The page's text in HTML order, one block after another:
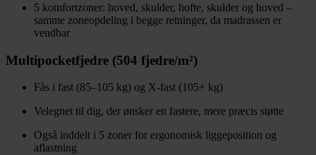
5 komfortzoner: hoved, skulder, hofte, skulder og hoved –
samme zoneopdeling i begge retninger, da madrassen er
vendbar
Multipocketfjedre (504 fjedre/m²)
Fås i fast (85–105 kg) og X-fast (105+ kg)
Velegnet til dig, der ønsker en fastere, mere præcis støtte
Også inddelt i 5 zoner for ergonomisk liggeposition og
aflastning